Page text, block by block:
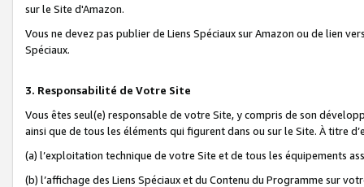
sur le Site d'Amazon.
Vous ne devez pas publier de Liens Spéciaux sur Amazon ou de lien
Spéciaux.
3. Responsabilité de Votre Site
Vous êtes seul(e) responsable de votre Site, y compris de son
ainsi que de tous les éléments qui figurent dans ou sur le Site. À titre
(a) l’exploitation technique de votre Site et de tous les équipements
(b) l’affichage des Liens Spéciaux et du Contenu du Programme sur